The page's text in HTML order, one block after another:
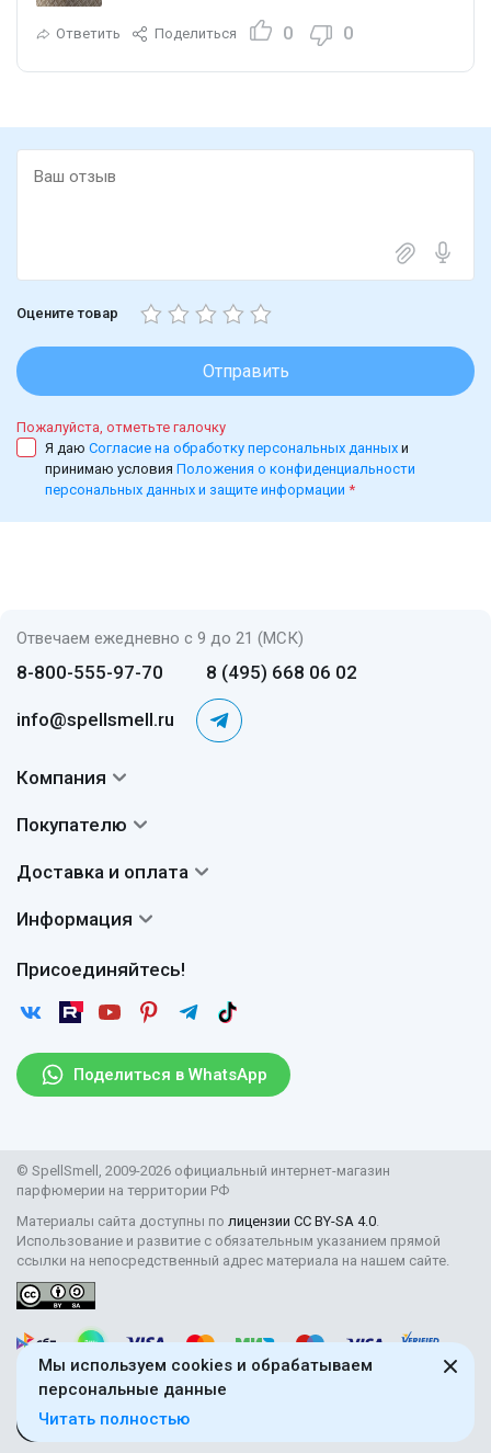
Мы используем cookies и обрабатываем
персональные данные
Читать полностью
Ответить Поделиться 0 0
Оцените товар
Отправить
Пожалуйста, отметьте галочку
Я даю Согласие на обработку персональных данных и
принимаю условия Положения о конфиденциальности
персональных данных и защите информации *
Отвечаем ежедневно с 9 до 21 (МСК)
8-800-555-97-70 8 (495) 668 06 02
info@spellsmell.ru
Поделиться в WhatsApp
Присоединяйтесь!
Компания
Авторы
Сертификаты
Покупателю
Вопросы и ответы
Отзывы
Статьи
Рассылка
Доставка и оплата
Доставка
Возврат
Информация
Пользовательское соглашение
Защита персональных данных
Правила продажи товаров (Постановление Правительства
Поставщикам
© SpellSmell, 2009-2026 официальный интернет-магазин
парфюмерии на территории РФ
Материалы сайта доступны по лицензии CC BY-SA 4.0.
Использование и развитие с обязательным указанием прямой
ссылки на непосредственный адрес материала на нашем сайте.
18+